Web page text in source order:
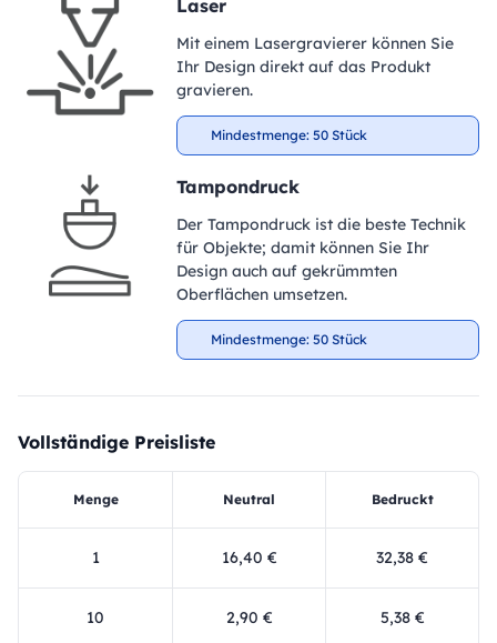
Laser
Mit einem Lasergravierer können Sie
Ihr Design direkt auf das Produkt
gravieren.
Mindestmenge: 50 Stück
Tampondruck
Der Tampondruck ist die beste Technik
für Objekte; damit können Sie Ihr
Design auch auf gekrümmten
Oberflächen umsetzen.
Mindestmenge: 50 Stück
Vollständige Preisliste
Menge Neutral Bedruckt
1 16,40 € 32,38 €
10 2,90 € 5,38 €